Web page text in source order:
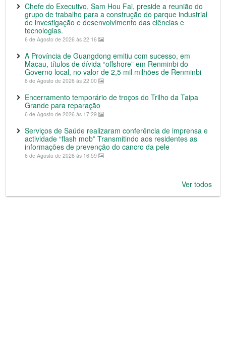
Chefe do Executivo, Sam Hou Fai, preside a reunião do
grupo de trabalho para a construção do parque industrial
de investigação e desenvolvimento das ciências e
tecnologias.
6 de Agosto de 2026 às 22:16
A Província de Guangdong emitiu com sucesso, em
Macau, títulos de dívida “offshore” em Renminbi do
Governo local, no valor de 2,5 mil milhões de Renminbi
6 de Agosto de 2026 às 22:00
Encerramento temporário de troços do Trilho da Taipa
Grande para reparação
6 de Agosto de 2026 às 17:29
Serviços de Saúde realizaram conferência de imprensa e
actividade “flash mob” Transmitindo aos residentes as
informações de prevenção do cancro da pele
6 de Agosto de 2026 às 16:59
Ver todos